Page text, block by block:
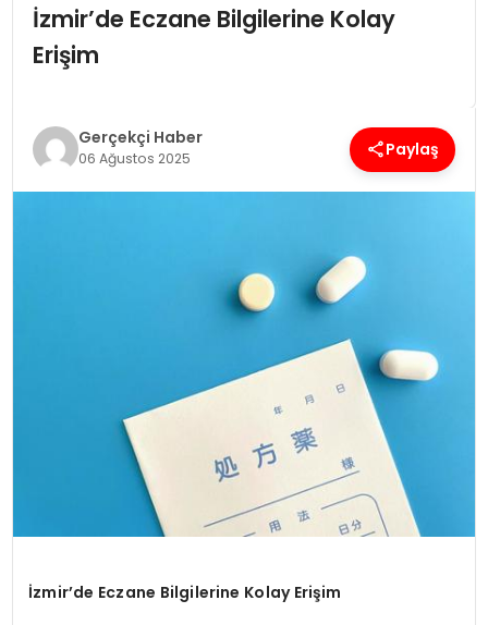
EKONOMI
MAGAZIN
SAĞLIK
İzmir’de Eczane Bilgilerine Kolay
Erişim
Gerçekçi Haber
06 Ağustos 2025 Paylaş
İzmir’de Eczane Bilgilerine Kolay Erişim